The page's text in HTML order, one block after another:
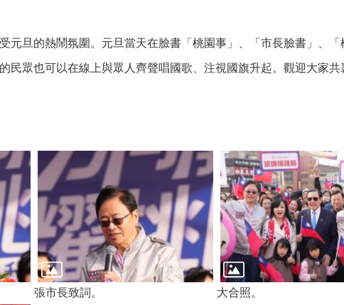
元旦的熱鬧氛圍。元旦當天在臉書「桃園事」、「市長臉書」、
民眾也可以在線上與眾人齊聲唱國歌、注視國旗升起。觀迎大家共
張市長致詞。 大合照。